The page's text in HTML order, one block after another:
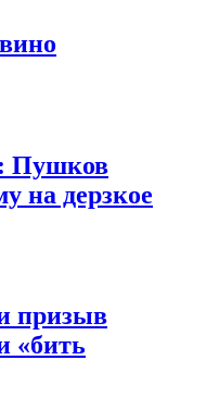
Пушков
на дерзкое
призыв
«бить